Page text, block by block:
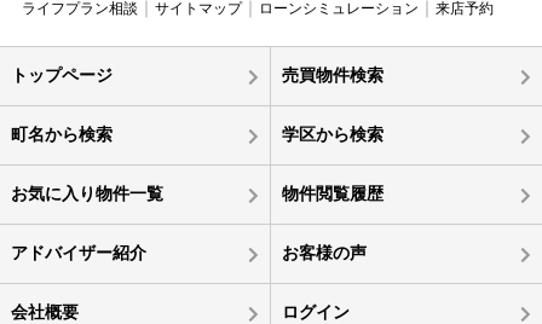
ライフプラン相談
サイトマップ ローンシミュレーション 来店予約
トップページ 売買物件検索
町名から検索 学区から検索
お気に入り物件一覧 物件閲覧履歴
アドバイザー紹介 お客様の声
会社概要 ログイン